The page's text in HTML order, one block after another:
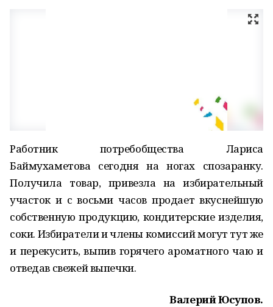
Работник потребобщества Лариса
Баймухаметова сегодня на ногах спозаранку.
Получила товар, привезла на избирательный
участок и с восьми часов продает вкуснейшую
собственную продукцию, кондитерские изделия,
соки. Избиратели и члены комиссий могут тут же
и перекусить, выпив горячего ароматного чаю и
отведав свежей выпечки.
Валерий Юсупов.